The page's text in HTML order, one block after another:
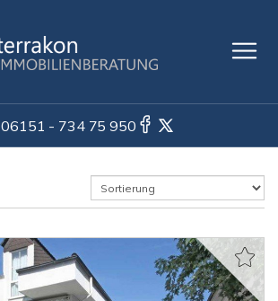
06151 - 734 75 950